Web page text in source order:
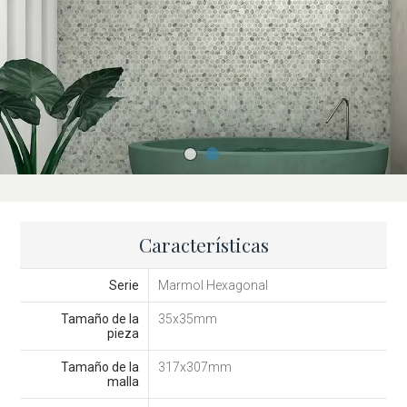
Características
Serie Marmol Hexagonal
Tamaño de la
pieza
35x35mm
Tamaño de la
malla
317x307mm